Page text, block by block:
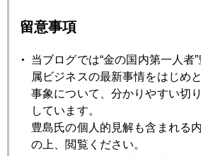
・チプラス首相就任１００日超えで、
と伝える最新の地元紙。上昇する債務
者の彫刻は、急増する自殺者を悼んで
展示されている。
留意事項
当ブログでは“金の国内第一人者
属ビジネスの最新事情をはじめ
事象について、分かりやすい切
しています。
豊島氏の個人的見解も含まれる
の上、閲覧ください。